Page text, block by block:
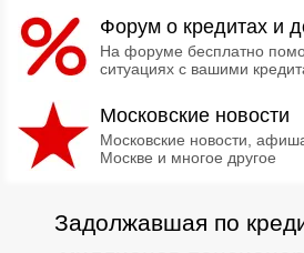
Форум о кредитах и
На форуме бесплатно
ситуациях с вашими
Московские новости
Московские новости,
Москве и многое другое
Задолжавшая по